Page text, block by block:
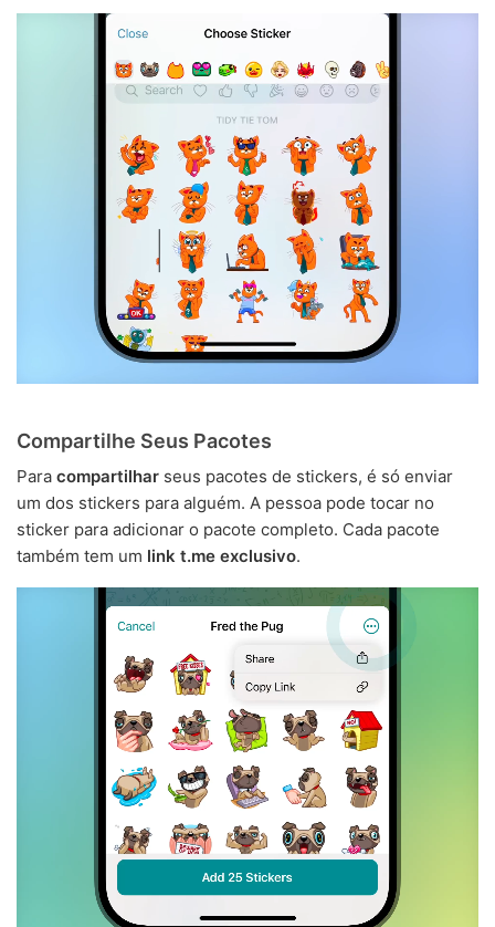
Compartilhe Seus Pacotes
Para compartilhar seus pacotes de stickers, é só enviar
um dos stickers para alguém. A pessoa pode tocar no
sticker para adicionar o pacote completo. Cada pacote
também tem um link t.me exclusivo.